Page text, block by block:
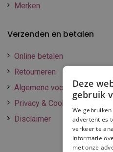
Merken
Verzenden en betalen
Online betalen
Retourneren
Algemene voorwaarden
Privacy & Cookie policy
Disclaimer
Deze
gebruik
We
advertenties
verkeer te
informatie
met onze